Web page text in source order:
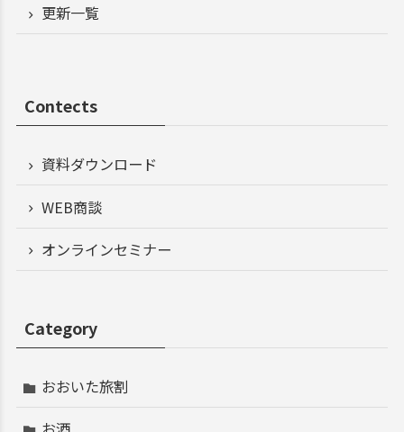
更新一覧
Contects
資料ダウンロード
WEB商談
オンラインセミナー
Category
おおいた旅割